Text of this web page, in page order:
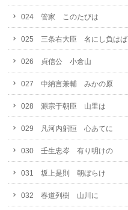
024 管家 このたびは
025 三条右大臣 名にし負はば
026 貞信公 小倉山
027 中納言兼輔 みかの原
028 源宗于朝臣 山里は
029 凡河内躬恒 心あてに
030 壬生忠岑 有り明けの
031 坂上是則 朝ぼらけ
032 春道列樹 山川に